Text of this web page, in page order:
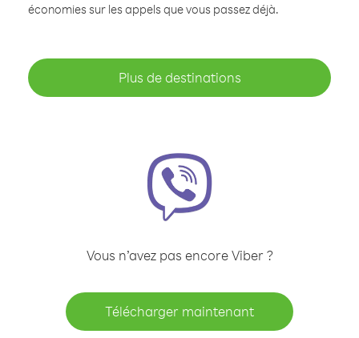
économies sur les appels que vous passez déjà.
Plus de destinations
Vous n’avez pas encore Viber ?
Télécharger maintenant